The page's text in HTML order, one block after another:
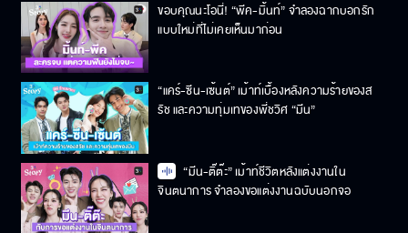
ขอบคุณนะโอนี่! “พีค-มิ้นท์” จำลองฉากบอกรัก
แบบใหม่ที่ไม่เคยเห็นมาก่อน
“แคร์-ซีน-เซ้นต์” เม้าท์เบื้องหลังความร้ายของส
รัช และความทุ่มเทของพี่ชวิศ “มีน”
“มีน-ติ๊ต๊ะ” เม้าท์ชีวิตหลังแต่งงานใน
จินตนาการ จำลองขอแต่งงานฉบับนอกจอ